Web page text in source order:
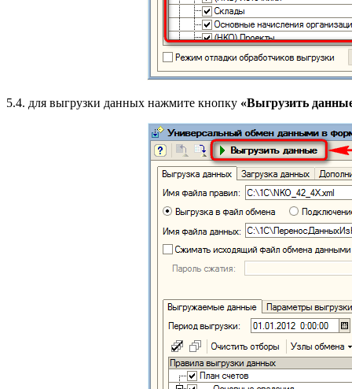
5.4. для выгрузки данных нажмите кнопку «Выгрузить